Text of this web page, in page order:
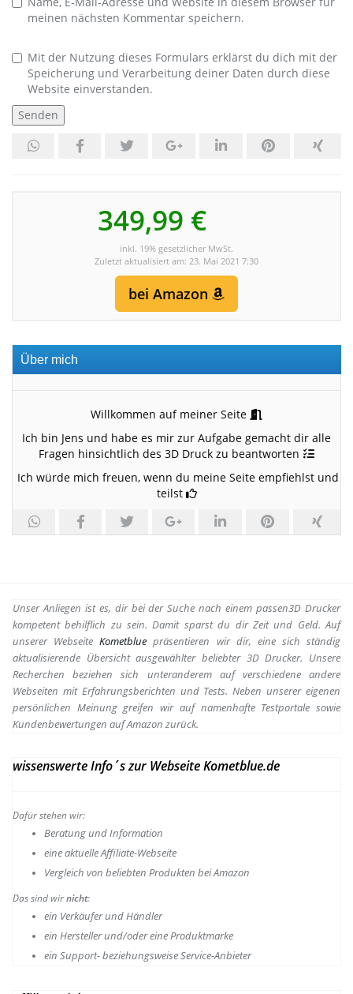
meinen nächsten Kommentar speichern.
Mit der Nutzung dieses Formulars erklärst du dich mit der
Speicherung und Verarbeitung deiner Daten durch diese
Website einverstanden.
349,99 €
inkl. 19% gesetzlicher MwSt.
Zuletzt aktualisiert am: 23. Mai 2021 7:30
bei Amazon
Über mich
Willkommen auf meiner Seite
Ich bin Jens und habe es mir zur Aufgabe gemacht dir alle
Fragen hinsichtlich des 3D Druck zu beantworten
Ich würde mich freuen, wenn du meine Seite empfiehlst und
teilst
Unser Anliegen ist es, dir bei der Suche nach einem passen3D Drucker
kompetent behilflich zu sein.Damit sparst du dir Zeit und Geld. Auf
unserer Webseite Kometblue präsentieren wir dir, eine sich ständig
aktualisierende Übersicht ausgewählter beliebter 3D Drucker. Unsere
Recherchen beziehen sich unteranderem auf verschiedene andere
Webseiten mit Erfahrungsberichten und Tests. Neben unserer eigenen
persönlichen Meinung greifen wir auf namenhafte Testportale sowie
Kundenbewertungen auf Amazon zurück.
wissenswerte Info´s zur Webseite Kometblue.de
Dafür stehen wir:
Beratung und Information
eine aktuelle Affiliate-Webseite
Vergleich von beliebten Produkten bei Amazon
Das sind wirnicht:
ein Verkäufer und Händler
ein Hersteller und/oder eine Produktmarke
ein Support- beziehungsweise Service-Anbieter